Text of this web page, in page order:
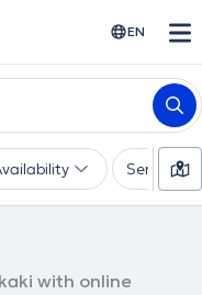
EN
Services
with online